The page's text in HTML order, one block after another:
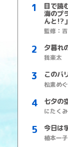
目で読
海のプ
んと!?」
監修：
夕暮れ
我楽太
このバ
松素め
七夕の
にたく
今日は
植本一子